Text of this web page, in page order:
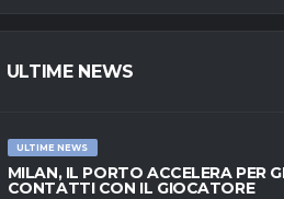
ULTIME NEWS
ULTIME NEWS
MILAN, IL PORTO ACCELERA PER
CONTATTI CON IL GIOCATORE